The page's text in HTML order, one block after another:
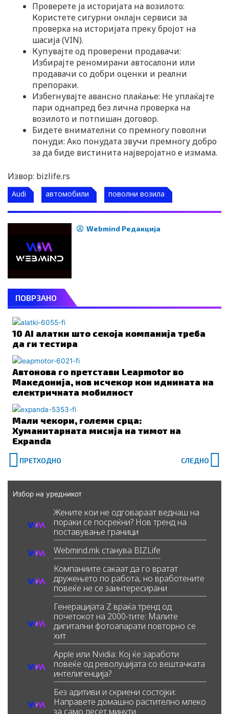
Проверете ја историјата на возилото:
Користете сигурни онлајн сервиси за
проверка на историјата преку бројот на
шасија (VIN).
Купувајте од проверени продавачи:
Избирајте реномирани автосалони или
продавачи со добри оценки и реални
препораки.
Избегнувајте авансно плаќање: Не уплаќајте
пари однапред без лична проверка на
возилото и потпишан договор.
Бидете внимателни со премногу поволни
понуди: Ако понудата звучи премногу добро
за да биде вистинита најверојатно е измама.
Извор: bizlife.rs
Audi автомобили поволни возила
Webmind Редакција
ПОВРЗАНО
10 AI алатки што секоја компанија треба
да ги тестира
Автонова го претстави Leapmotor во
Македонија, нов исчекор кон иднината на
електричната мобилност
Мали чекори, големи срца:
Хуманитарната мисија на тимот на
Expanda
Prev
ПРЕТХОДНО СЛЕДНО
Избор на уредникот
Жените кои не одговараат веднаш на
пораки се посреќни? Нов тренд на
поставување граници
Webmind.mk станува BIZLife
Компаниите сакаат да го вратат
дружењето по работа, но вработените
повеќе не се заинтересирани
Генерацијата Z враќа тренд од
почетокот на 2000-тите: Малите
дигитални фотоапарати повторно се
хит
Apple или Nvidia: Кој ќе заработи
повеќе од револуцијата со вештачката
интелигенција?
Без адитиви и скриени состојки:
Направете домашно растително млеко
за само десет минути